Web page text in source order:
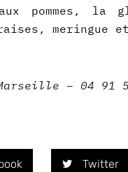
pommes, la
– 04 91
Twitter